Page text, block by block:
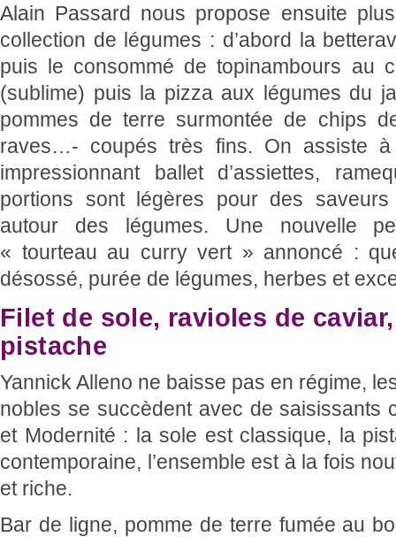
Alain Passard nous propose ensuite
collection de légumes : d’abord la
puis le consommé de topinambours au
(sublime) puis la pizza aux légumes du
pommes de terre surmontée de chips
raves…- coupés très fins. On assiste
impressionnant ballet d’assiettes,
portions sont légères pour des
autour des légumes. Une nouvelle
« tourteau au curry vert » annoncé :
désossé, purée de légumes, herbes et
Filet de sole, ravioles de
pistache
Yannick Alleno ne baisse pas en régime,
nobles se succèdent avec de saisissants
et Modernité : la sole est classique, la
contemporaine, l’ensemble est à la fois
et riche.
Bar de ligne, pomme de terre fumée au